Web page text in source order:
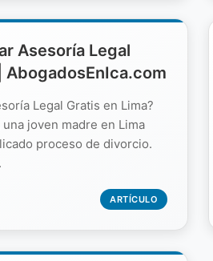
Asesoría Legal
AbogadosEnIca.com
Legal Gratis en Lima?
joven madre en Lima
proceso de divorcio.
ARTÍCULO